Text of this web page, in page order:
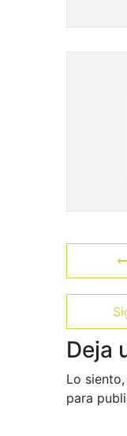
Deja
Lo
para